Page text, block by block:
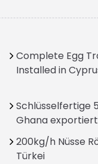
Complete Egg
Installed in
Schlüsselfertige
Ghana exportiert
200kg/h Nüsse
Türkei